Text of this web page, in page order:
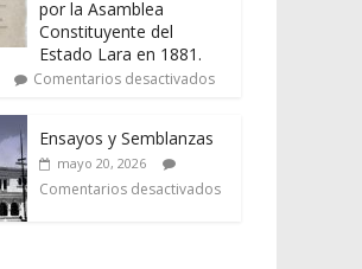
por la Asamblea
Constituyente del
Estado Lara en 1881.
Comentarios desactivados
Ensayos y Semblanzas
mayo 20, 2026
Comentarios desactivados